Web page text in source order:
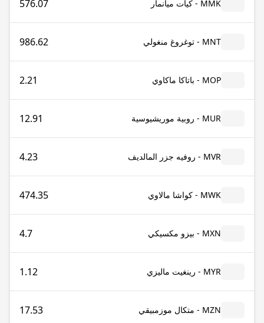
MMK - كيات ميانمار 576.07
MNT - توغروغ منغولي 986.62
MOP - باتاكا ماكاوي 2.21
MUR - روبية موريشيوسية 12.91
MVR - روفيه جزر المالديف 4.23
MWK - كواشا مالاوي 474.35
MXN - بيزو مكسيكي 4.7
MYR - رينغيت ماليزي 1.12
MZN - متكال موزمبيقي 17.53